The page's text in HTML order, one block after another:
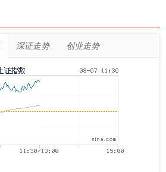
深证走势 创业走势